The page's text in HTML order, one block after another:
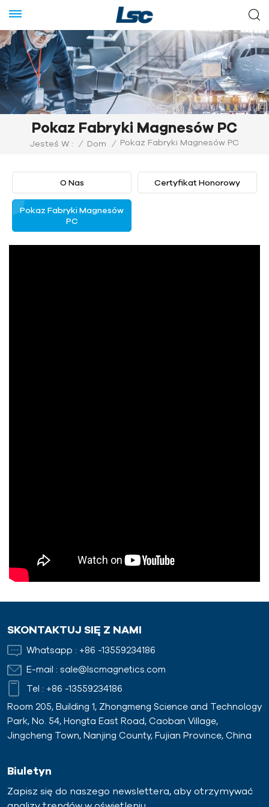
Pokaz Fabryki Magnesów PC
Jesteś W : / Dom / Pokaz Fabryki Magnesów PC
O Nas Certyfikat Honorowy
Pokaz Fabryki Magnesów
PC
SKONTAKTUJ SIĘ Z NAMI
Whatsapp : +86 -13559234186
E-mail : sale@lscmagnetics.com
Tel : +86 -13559234186
Room 205, Building 1, Zhongmeng Science and Technology
Park, No. 54, Hongta East Road, Caoban Village,
Jingcheng Town, Nanjing County, Fujian Province, China
Biuletyn
Zapisz się do naszego newslettera, aby otrzymywać